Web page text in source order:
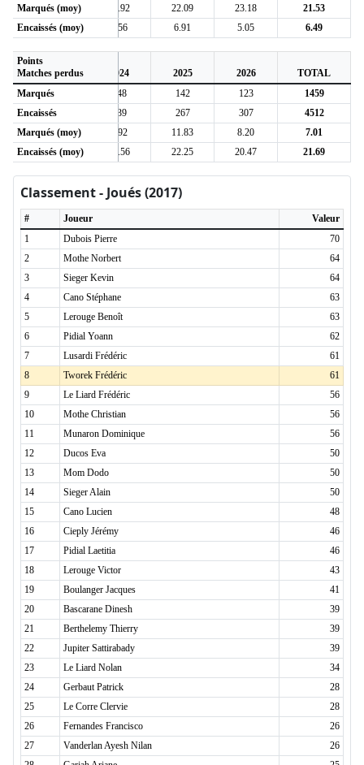
Marqués (moy)
22.24 21.92 22.09 23.18
21.53
Encaissés (moy)
7.29 5.56 6.91 5.05 6.49
Points
Matches perdus
2023 2024 2025 2026
TOTAL
Marqués102 248 142 123
1459
Encaissés
317 539 267 307
4512
Marqués (moy)
7.29 9.92 11.83 8.20
7.01
Encaissés (moy)
22.64 21.56 22.25 20.47 21.69
Classement - Joués (2017)
# Joueur
Valeur
1
Dubois Pierre
70
2
Mothe Norbert
64
3
Sieger Kevin
64
4
Cano Stéphane
63
5
Lerouge Benoît
63
6
Pidial Yoann
62
7
Lusardi Frédéric
61
8
Tworek Frédéric
61
9
Le Liard Frédéric
56
10
Mothe Christian
56
11
Munaron Dominique
56
12
Ducos Eva
50
13
Mom Dodo
50
14
Sieger Alain
50
15
Cano Lucien
48
16
Cieply Jérémy
46
17
Pidial Laetitia
46
18
Lerouge Victor
43
19
Boulanger Jacques
41
20
Bascarane Dinesh
39
21
Berthelemy Thierry
39
22
Jupiter Sattirabady
39
23
Le Liard Nolan
34
24
Gerbaut Patrick
28
25
Le Corre Clervie
28
26
Fernandes Francisco
26
27
Vanderlan Ayesh Nilan
26